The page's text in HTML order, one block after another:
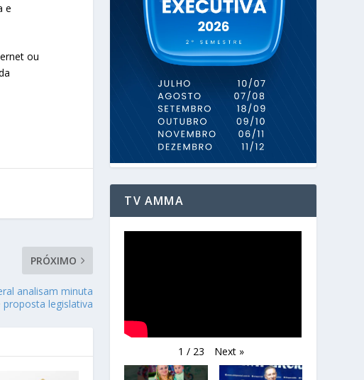
e
ou
PRÓXIMO
analisam minuta
proposta legislativa
TV AMMA
1 / 23 Next »